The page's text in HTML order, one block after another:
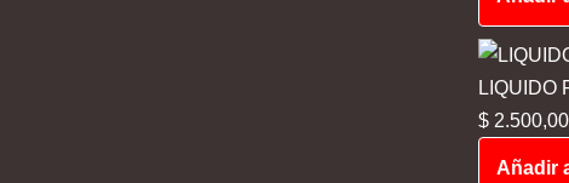
LIQUIDO
$2.500,00
Añadir